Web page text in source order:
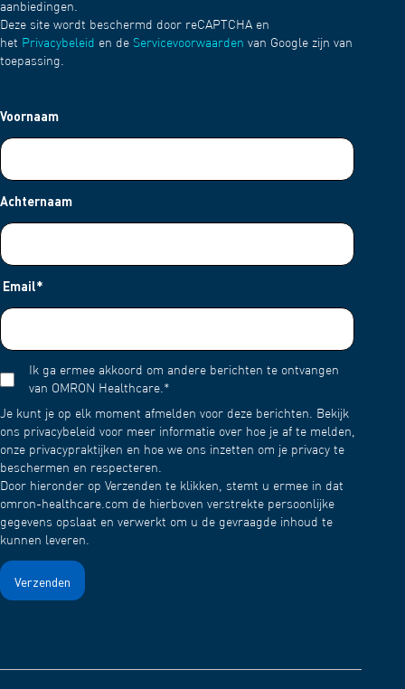
aanbiedingen.
Deze site wordt beschermd door reCAPTCHA en
het Privacybeleid en de Servicevoorwaarden van Google zijn van
toepassing.
Voornaam
Achternaam
Email*
Ik ga ermee akkoord om andere berichten te ontvangen
van OMRON Healthcare.*
Je kunt je op elk moment afmelden voor deze berichten. Bekijk
ons privacybeleid voor meer informatie over hoe je af te melden,
onze privacypraktijken en hoe we ons inzetten om je privacy te
beschermen en respecteren.
Door hieronder op Verzenden te klikken, stemt u ermee in dat
omron-healthcare.com de hierboven verstrekte persoonlijke
gegevens opslaat en verwerkt om u de gevraagde inhoud te
kunnen leveren.